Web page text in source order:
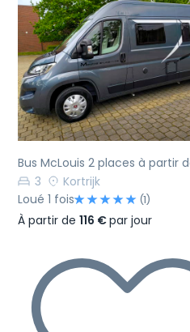
Précédent
Bus McLouis 2 places à partir
3
Kortrijk
Loué 1 fois
(1)
À partir de 116 €par jour